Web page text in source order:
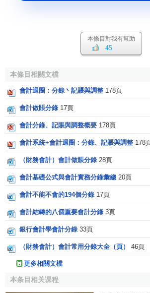
一、編製調整分錄的目的
動、投資活動和
須從會計主體全年經濟業務中分析取得。
濟業務的變化情況，已最終體現在
和資產負債表各項目年初與年末數中。所
年的現金流入量和流出量，就從損益表本
數），分析每一項目本年變化是否引起了
該項目引起了哪些內容（這些內容都用資
或現金流量表中有關項目的名稱表示）的
借或貸表示其增減，且借方總額等於貸方
目變化的分析是通過調整分錄進行的。編
有兩個：
（一）為編製現金流量表提供原始數
對兩表各項目本年變化數的具體分析，分
投資活動和籌資活動各項目的現金流入、
金流量表提供原始數據。這是編製調整分
本條目對我有幫助
45
本條目相關文檔
會計迴圈：分錄丶記賬與調整 178頁
會計做賬分錄 17頁
會計分錄、記賬與調整概要 178頁
會計系統+會計迴圈：分錄、記賬與調整 178
（財務會計）會計做賬分錄 28頁
會計基礎公式與會計實務分錄彙總 20頁
會計不能不會的194個分錄 17頁
會計結轉的八個重要會計分錄 3頁
銀行會計學會計分錄 33頁
（財務會計）會計常用分錄大全（頁） 46頁
更多相關文檔
本条目相关课程